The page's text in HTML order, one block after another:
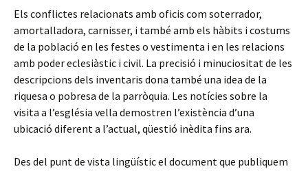
Els conflictes relacionats amb oficis com soterrador,
amortalladora, carnisser, i també amb els hàbits i costums
de la població en les festes o vestimenta i en les relacions
amb poder eclesiàstic i civil. La precisió i minuciositat de les
descripcions dels inventaris dona també una idea de la
riquesa o pobresa de la parròquia. Les notícies sobre la
visita a l’església vella demostren l’existència d’una
ubicació diferent a l’actual, qüestió inèdita fins ara.
Des del punt de vista lingüístic el document que publiquem